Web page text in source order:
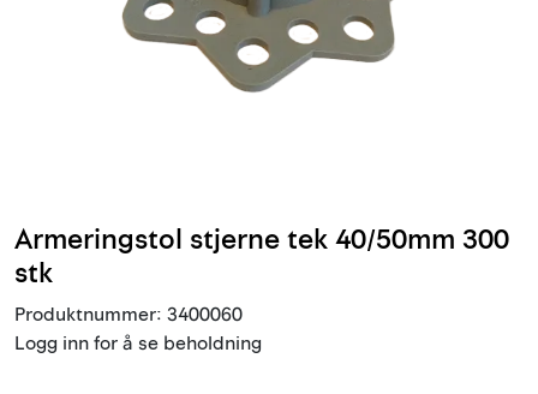
Armeringstol stjerne tek 40/50mm 300
stk
Produktnummer: 3400060
Logg inn for å se beholdning
Innstøpningsgods
Vanntetting
Verktøy og tilbehør
Forskaling